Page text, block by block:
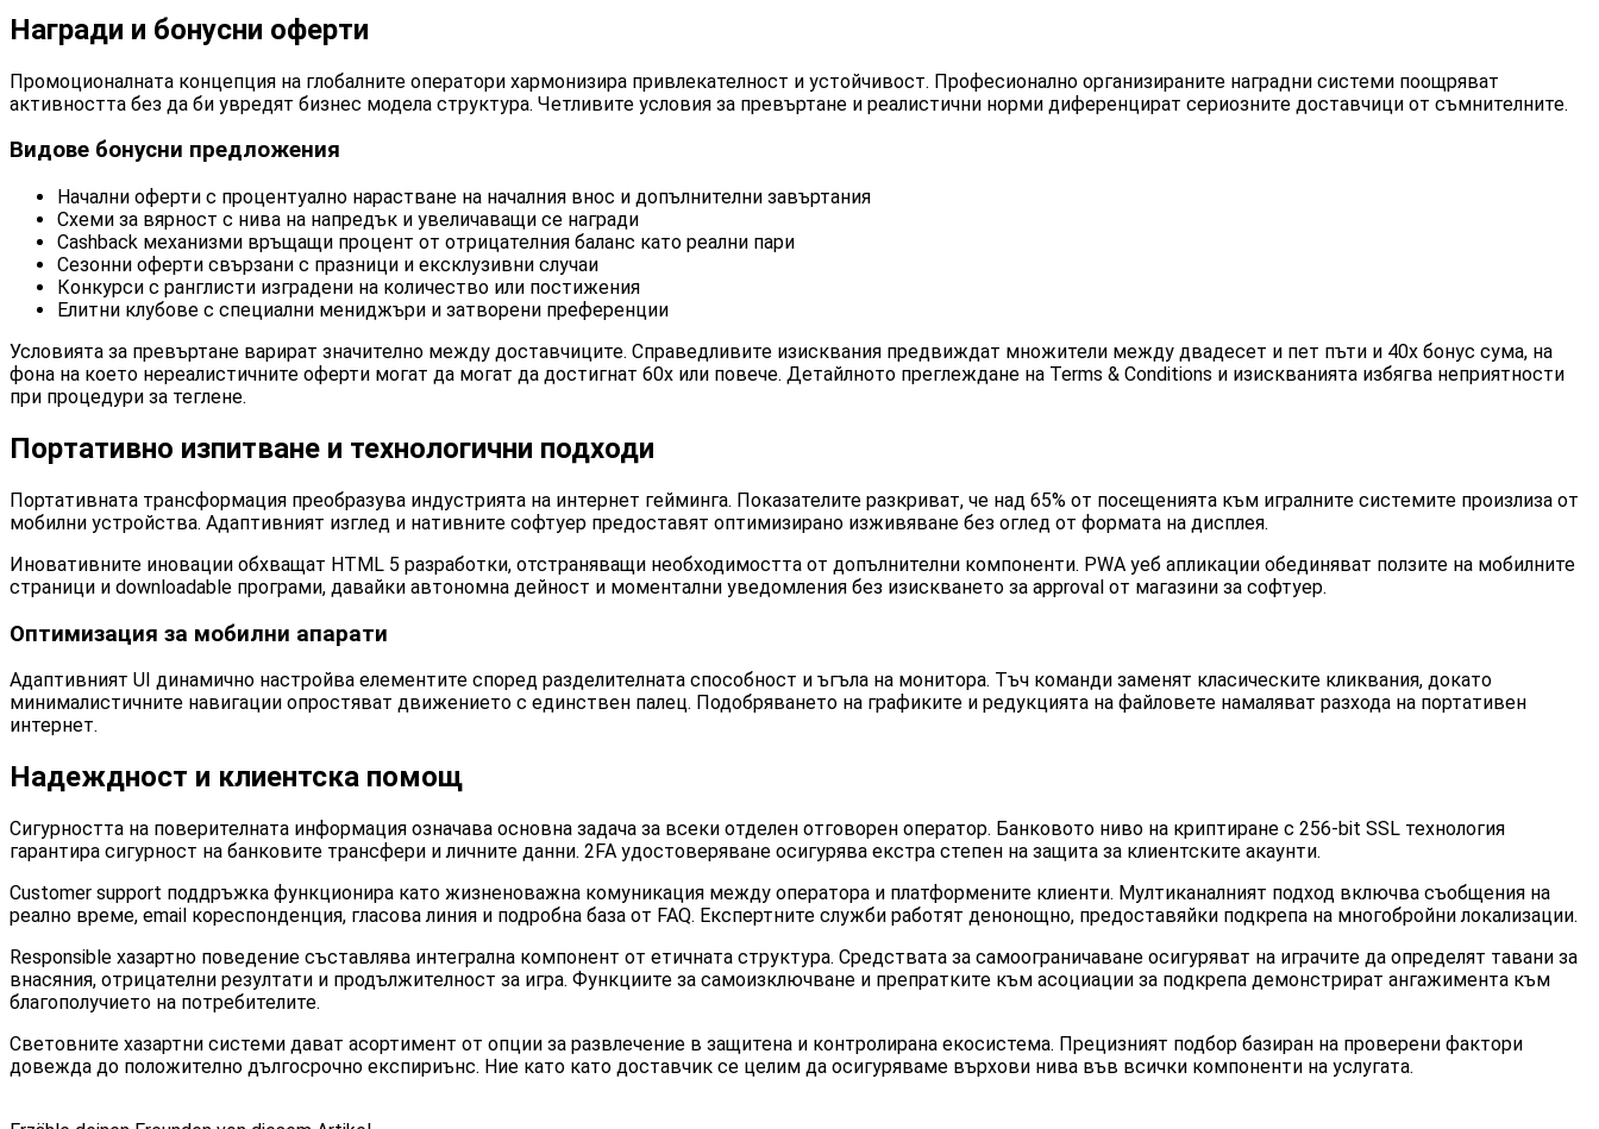
Награди и бонусни оферти
Промоционалната концепция на глобалните оператори хармонизира привлекателност и устойчивост. Професионално организираните наградни системи поощряват
активността без да би увредят бизнес модела структура. Четливите условия за превъртане и реалистични норми диференцират сериозните доставчици от съмнителните.
Видове бонусни предложения
Начални оферти с процентуално нарастване на началния внос и допълнителни завъртания
Схеми за вярност с нива на напредък и увеличаващи се награди
Cashback механизми връщащи процент от отрицателния баланс като реални пари
Сезонни оферти свързани с празници и ексклузивни случаи
Конкурси с ранглисти изградени на количество или постижения
Елитни клубове с специални мениджъри и затворени преференции
Условията за превъртане варират значително между доставчиците. Справедливите изисквания предвиждат множители между двадесет и пет пъти и 40x бонус сума, на
фона на което нереалистичните оферти могат да могат да достигнат 60x или повече. Детайлното преглеждане на Terms & Conditions и изискванията избягва неприятности
при процедури за теглене.
Портативно изпитване и технологични подходи
Портативната трансформация преобразува индустрията на интернет гейминга. Показателите разкриват, че над 65% от посещенията към игралните системите произлиза от
мобилни устройства. Адаптивният изглед и нативните софтуер предоставят оптимизирано изживяване без оглед от формата на дисплея.
Иновативните иновации обхващат HTML 5 разработки, отстраняващи необходимостта от допълнителни компоненти. PWA уеб апликации обединяват ползите на мобилните
страници и downloadable програми, давайки автономна дейност и моментални уведомления без изискването за approval от магазини за софтуер.
Оптимизация за мобилни апарати
Адаптивният UI динамично настройва елементите според разделителната способност и ъгъла на монитора. Тъч команди заменят класическите кликвания, докато
минималистичните навигации опростяват движението с единствен палец. Подобряването на графиките и редукцията на файловете намаляват разхода на портативен
интернет.
Надеждност и клиентска помощ
Сигурността на поверителната информация означава основна задача за всеки отделен отговорен оператор. Банковото ниво на криптиране с 256-bit SSL технология
гарантира сигурност на банковите трансфери и личните данни. 2FA удостоверяване осигурява екстра степен на защита за клиентските акаунти.
Customer support поддръжка функционира като жизненоважна комуникация между оператора и платформените клиенти. Мултиканалният подход включва съобщения на
реално време, email кореспонденция, гласова линия и подробна база от FAQ. Експертните служби работят денонощно, предоставяйки подкрепа на многобройни локализации.
Responsible хазартно поведение съставлява интегрална компонент от етичната структура. Средствата за самоограничаване осигуряват на играчите да определят тавани за
внасяния, отрицателни резултати и продължителност за игра. Функциите за самоизключване и препратките към асоциации за подкрепа демонстрират ангажимента към
благополучието на потребителите.
Световните хазартни системи дават асортимент от опции за развлечение в защитена и контролирана екосистема. Прецизният подбор базиран на проверени фактори
довежда до положително дългосрочно експириънс. Ние като като доставчик се целим да осигуряваме върхови нива във всички компоненти на услугата.